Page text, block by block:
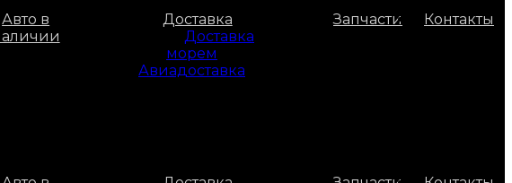
Авто в
Доставка
Доставка
морем
Авиадоставка
Запчасти Контакты